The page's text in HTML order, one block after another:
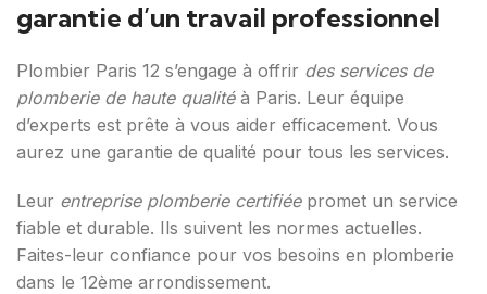
garantie d’un travail professionnel
Plombier Paris 12 s’engage à offrir des services de
plomberie de haute qualitéà Paris. Leur équipe
d’experts est prête à vous aider efficacement. Vous
aurez une garantie de qualité pour tous les services.
Leur entreprise plomberie certifiéepromet un service
fiable et durable. Ils suivent les normes actuelles.
Faites-leur confiance pour vos besoins en plomberie
dans le 12ème arrondissement.